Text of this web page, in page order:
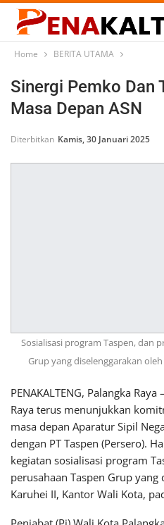
Home BERITA UTAMA
Sinergi Pemko Dan
Masa Depan ASN
Diterbitkan Kamis, 30 Januari 2025
Sosialisasi program Taspen, dan
Grup yang diselenggarakan
PENAKALTENG, Palangka
Raya terus menunjukkan
masa depan Aparatur Sipil
dengan PT Taspen (Persero).
kegiatan sosialisasi program
perusahaan Taspen Grup
Karuhei II, Kantor Wali Kota,